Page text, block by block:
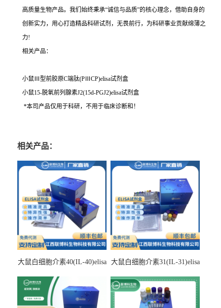
高质量生物产品。我们始终秉承“诚信与品质”的核心理念，借助自身的
创新实力，用心打造精品科研试剂，无畏前行，为科研事业贡献绵薄之
力!
相关产品：
小鼠Ⅲ型前胶原C端肽(PⅢCP)elisa试剂盒
小鼠15-脱氧前列腺素J2(15d-PGJ2)elisa试剂盒
*本司产品仅用于科研，不用于临床诊断和！
相关产品：
大鼠白细胞介素40(IL-40)elisa
大鼠白细胞介素31(IL-31)elisa